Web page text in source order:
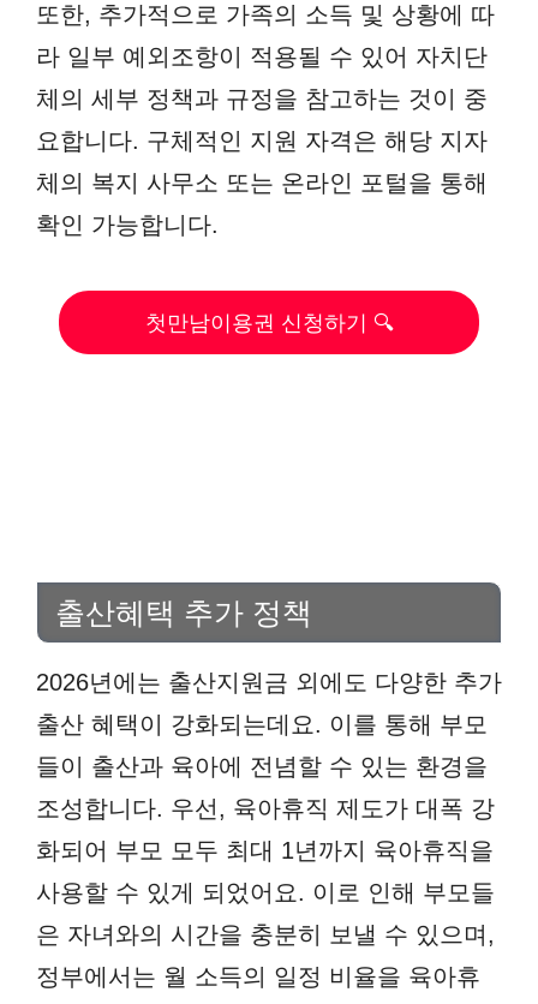
또한, 추가적으로 가족의 소득 및 상황에 따
라 일부 예외조항이 적용될 수 있어 자치단
체의 세부 정책과 규정을 참고하는 것이 중
요합니다. 구체적인 지원 자격은 해당 지자
체의 복지 사무소 또는 온라인 포털을 통해
확인 가능합니다.
첫만남이용권 신청하기 🔍
출산혜택 추가 정책
2026년에는 출산지원금 외에도 다양한 추가
출산 혜택이 강화되는데요. 이를 통해 부모
들이 출산과 육아에 전념할 수 있는 환경을
조성합니다. 우선, 육아휴직 제도가 대폭 강
화되어 부모 모두 최대 1년까지 육아휴직을
사용할 수 있게 되었어요. 이로 인해 부모들
은 자녀와의 시간을 충분히 보낼 수 있으며,
정부에서는 월 소득의 일정 비율을 육아휴